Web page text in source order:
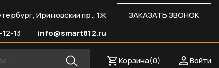
ЗАКАЗАТЬ ЗВОНОК
Ириновский пр., 1Ж
info@smart812.ru
12-13
Войти
Корзина(0)